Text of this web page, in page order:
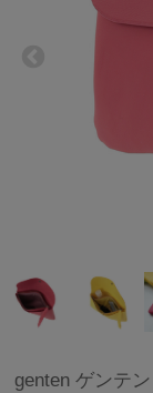
genten ゲンテン